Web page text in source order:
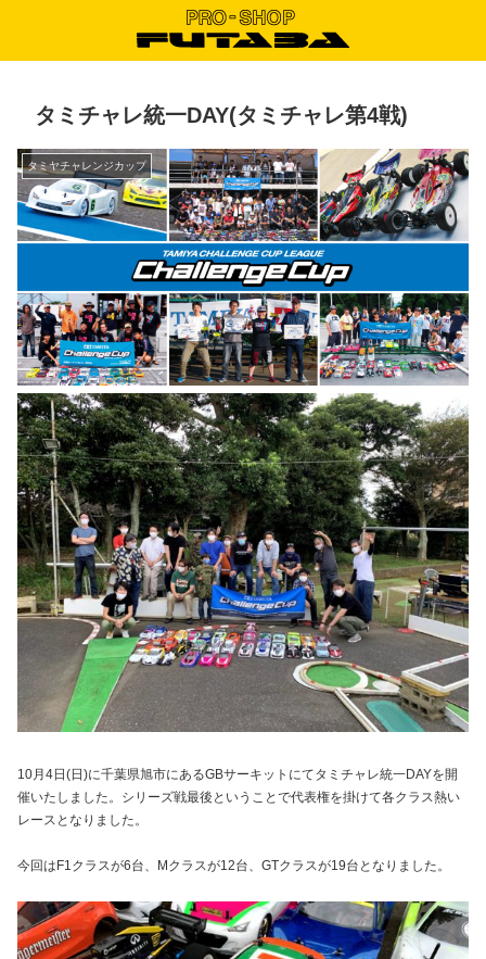
タミチャレ統一DAY(タミチャレ第4戦)
タミヤチャレンジカップ
10月4日(日)に千葉県旭市にあるGBサーキットにてタミチャレ統一DAYを開
催いたしました。シリーズ戦最後ということで代表権を掛けて各クラス熱い
レースとなりました。
今回はF1クラスが6台、Mクラスが12台、GTクラスが19台となりました。